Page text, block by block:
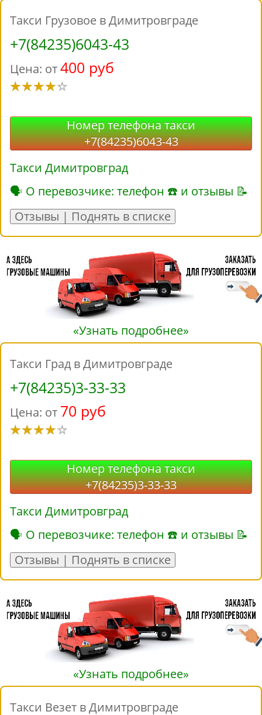
Такси Грузовое в Димитровграде
+7(84235)6043-43
Цена: от400 руб
Номер телефона такси
+7(84235)6043-43
Такси Димитровград
🗣 О перевозчике: телефон ☎ и отзывы 📝
Отзывы | Поднять в списке
«Узнать подробнее»
Такси Град в Димитровграде
+7(84235)3-33-33
Цена: от 70 руб
Номер телефона такси
+7(84235)3-33-33
Такси Димитровград
🗣 О перевозчике: телефон ☎ и отзывы 📝
Отзывы | Поднять в списке
«Узнать подробнее»
Такси Везет в Димитровграде